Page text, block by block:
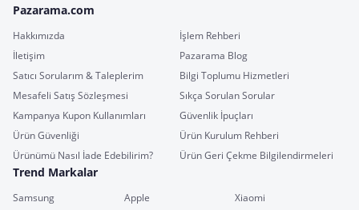
Pazarama.com
Hakkımızda
İşlem Rehberi
İletişim
Pazarama Blog
Satıcı Sorularım & Taleplerim
Bilgi Toplumu Hizmetleri
Mesafeli Satış Sözleşmesi
Sıkça Sorulan Sorular
Kampanya Kupon Kullanımları
Güvenlik İpuçları
Ürün Güvenliği
Ürün Kurulum Rehberi
Ürünümü Nasıl İade Edebilirim?
Ürün Geri Çekme Bilgilendirmeleri
Trend Markalar
Samsung Apple
Xiaomi